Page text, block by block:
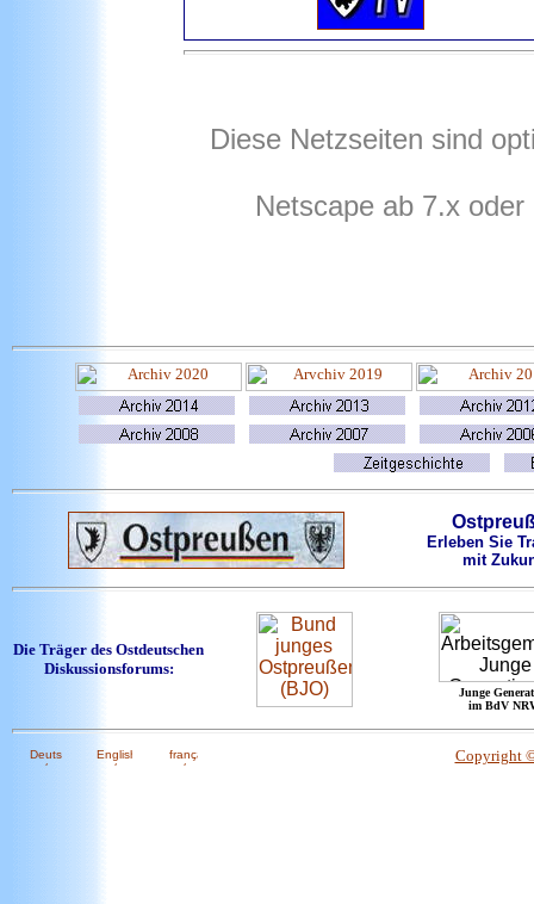
Diese Netzseiten sind
Netscape ab 7.x
Erleben Sie
mit
Die Träger des Ostdeutschen
Diskussionsforums:
Junge
im BdV
Copyright